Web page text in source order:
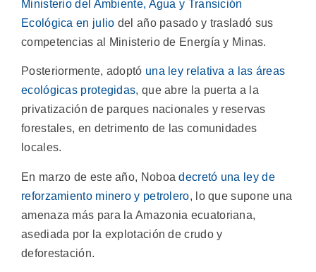
Ministerio del Ambiente, Agua y Transición
Ecológica en julio del año pasado y trasladó sus
competencias al Ministerio de Energía y Minas.
Posteriormente, adoptó una ley relativa a las áreas
ecológicas protegidas, que abre la puerta a la
privatización de parques nacionales y reservas
forestales, en detrimento de las comunidades
locales.
En marzo de este año, Noboadecretó una ley de
reforzamiento minero y petrolero, lo que supone una
amenaza más para la Amazonia ecuatoriana,
asediada por la explotación de crudo y
deforestación.